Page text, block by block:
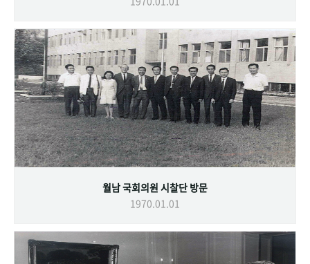
월남 국회의원 시찰단 방문
1970.01.01